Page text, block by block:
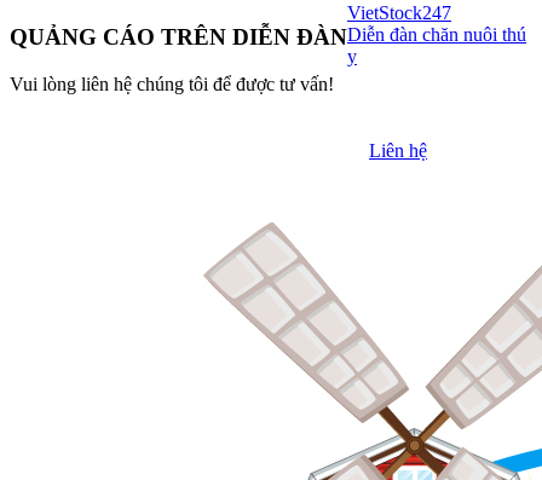
QUẢNG CÁO TRÊN DIỄN ĐÀN
Vui lòng liên hệ chúng tôi để được tư vấn!
Liên hệ
VietStock247
Diễn đàn chăn nuôi thú
y